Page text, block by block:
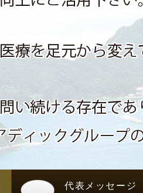
代表メッセージ